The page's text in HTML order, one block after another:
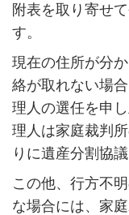
附表を取り寄せ
す。
現在の住所が分
絡が取れない場
理人の選任を申
理人は家庭裁判
りに遺産分割協
この他、行方不
な場合には、家